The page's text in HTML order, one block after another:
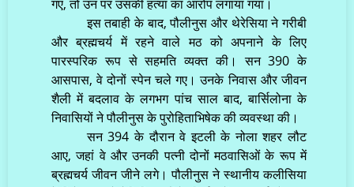
गए, तो उन पर उसकी हत्या का आरोप लगाया गया।
इस तबाही के बाद, पौलीनुस और थेरेसिया ने गरीबी
और ब्रह्मचर्य में रहने वाले मठ को अपनाने के लिए
पारस्परिक रूप से सहमति व्यक्त की। सन 390 के
आसपास, वे दोनों स्पेन चले गए। उनके निवास और जीवन
शैली में बदलाव के लगभग पांच साल बाद, बार्सिलोना के
निवासियों ने पौलीनुस के पुरोहिताभिषेक की व्यवस्था की।
सन 394 के दौरान वे इटली के नोला शहर लौट
आए, जहां वे और उनकी पत्नी दोनों मठवासिओं के रूप में
ब्रह्मचर्य जीवन जीने लगे। पौलीनुस ने स्थानीय कलीसिया